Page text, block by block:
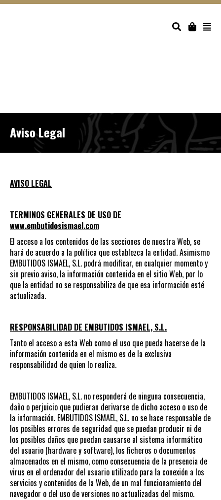
Aviso Legal
AVISO LEGAL
TERMINOS GENERALES DE USO DE
www.embutidosismael.com
El acceso a los contenidos de las secciones de nuestra Web, se
hará de acuerdo a la política que establezca la entidad. Asimismo
EMBUTIDOS ISMAEL, S.L. podrá modificar, en cualquier momento y
sin previo aviso, la información contenida en el sitio Web, por lo
que la entidad no se responsabiliza de que esa información esté
actualizada.
RESPONSABILIDAD DE EMBUTIDOS ISMAEL, S.L.
Tanto el acceso a esta Web como el uso que pueda hacerse de la
información contenida en el mismo es de la exclusiva
responsabilidad de quien lo realiza.
EMBUTIDOS ISMAEL, S.L. no responderá de ninguna consecuencia,
daño o perjuicio que pudieran derivarse de dicho acceso o uso de
la información. EMBUTIDOS ISMAEL, S.L. no se hace responsable de
los posibles errores de seguridad que se puedan producir ni de
los posibles daños que puedan causarse al sistema informático
del usuario (hardware y software), los ficheros o documentos
almacenados en el mismo, como consecuencia de la presencia de
virus en el ordenador del usuario utilizado para la conexión a los
servicios y contenidos de la Web, de un mal funcionamiento del
navegador o del uso de versiones no actualizadas del mismo.